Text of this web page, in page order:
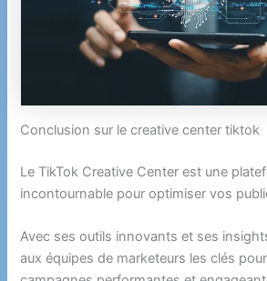
Conclusion sur le creative center tiktok
Le TikTok Creative Center est une
incontournable pour optimiser vos
Avec ses outils innovants et ses
aux équipes de marketeurs les clés